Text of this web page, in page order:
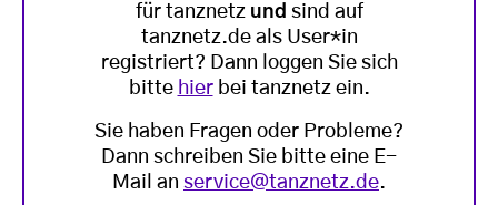
für tanznetz und sind auf
tanznetz.de als User*in
registriert? Dann loggen Sie sich
bitte hierbei tanznetz ein.
Sie haben Fragen oder Probleme?
Dann schreiben Sie bitte eine E-
Mail an service@tanznetz.de.